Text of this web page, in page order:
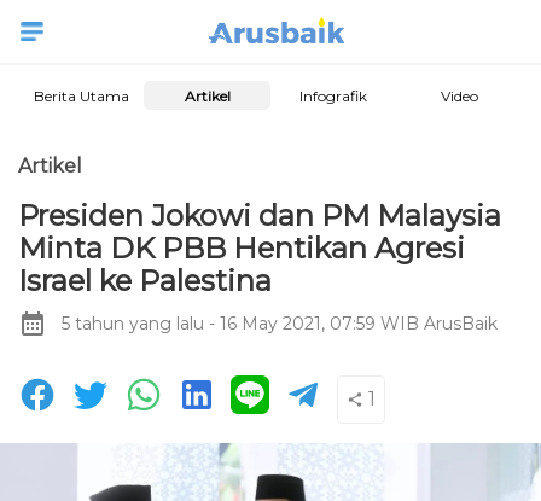
Berita Utama Artikel Infografik Video
Artikel
Presiden Jokowi dan PM Malaysia
Minta DK PBB Hentikan Agresi
Israel ke Palestina
5 tahun yang lalu - 16 May 2021, 07:59 WIB ArusBaik
1